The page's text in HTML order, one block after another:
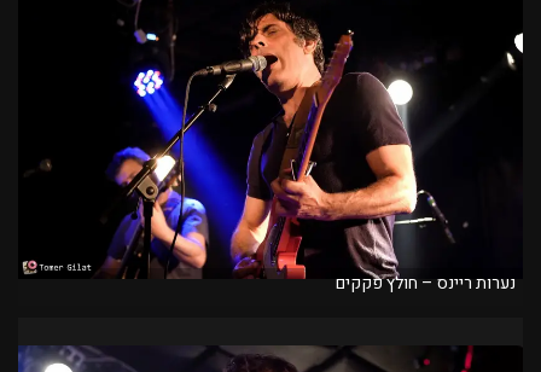
נערות ריינס – חולץ פקקים